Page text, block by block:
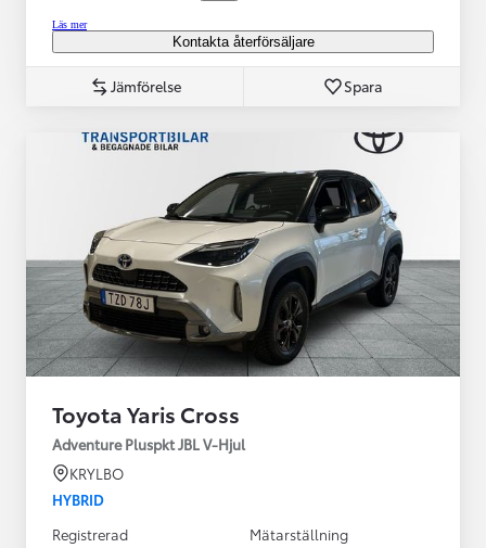
Läs mer
Kontakta återförsäljare
Jämförelse Spara
Toyota Yaris Cross
Adventure Pluspkt JBL V-Hjul
KRYLBO
HYBRID
Registrerad
Mätarställning